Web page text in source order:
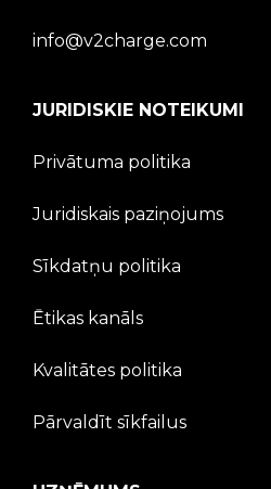
info@v2charge.com
JURIDISKIE NOTEIKUMI
Privātuma politika
Juridiskais paziņojums
Sīkdatņu politika
Ētikas kanāls
Kvalitātes politika
Pārvaldīt sīkfailus